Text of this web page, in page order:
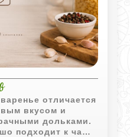
отличается
вкусом и
дольками.
подходит к чаю